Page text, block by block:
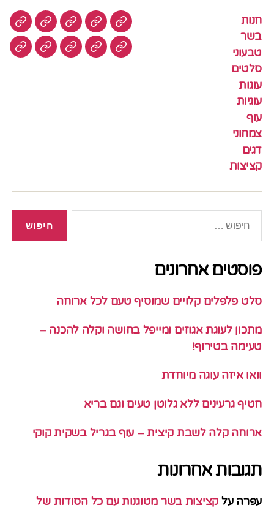
חנות
בשר
טבעוני
סלטים
עוגות
עוגיות
עוף
צמחוני
דגים
קציצות
חנות בשר טבעוניסלטים
עוגיותעוף צמחונידגים
פוסטים אחרונים
סלט פלפלים קלויים שמוסיף טעם לכל ארוחה
מתכון לעוגת אגוזים ומייפל בחושה וקלה להכנה –
טעימה בטירוף!
וואו איזה עוגה מיוחדת
חטיף גרעינים ללא גלוטן טעים וגם בריא
ארוחה קלה לשבת קיצית – עוף בגריל בשקית קוקי
תגובות אחרונות
עפרה על קציצות בשר מטוגנות עם כל הסודות של